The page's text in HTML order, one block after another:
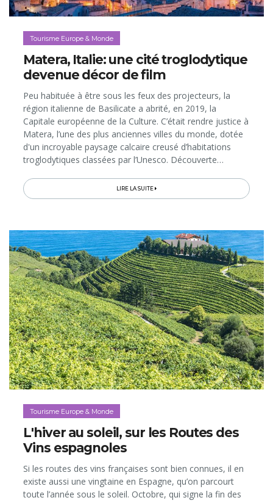
Tourisme Europe & Monde
Matera, Italie: une cité troglodytique
devenue décor de film
Peu habituée à être sous les feux des projecteurs, la
région italienne de Basilicate a abrité, en 2019, la
Capitale européenne de la Culture. C’était rendre justice à
Matera, l’une des plus anciennes villes du monde, dotée
d'un incroyable paysage calcaire creusé d’habitations
troglodytiques classées par l’Unesco. Découverte…
LIRE LA SUITE
Tourisme Europe & Monde
L'hiver au soleil, sur les Routes des
Vins espagnoles
Si les routes des vins françaises sont bien connues, il en
existe aussi une vingtaine en Espagne, qu’on parcourt
toute l’année sous le soleil. Octobre, qui signe la fin des